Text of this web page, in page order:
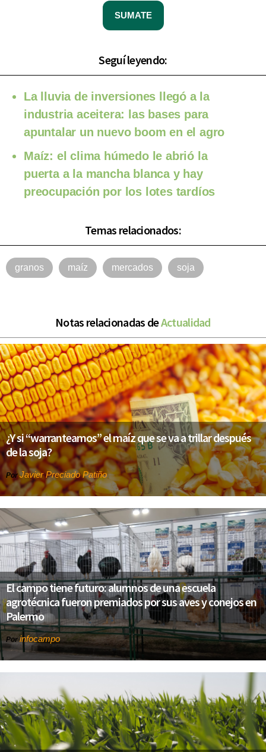
SUMATE
Seguí leyendo:
La lluvia de inversiones llegó a la
industria aceitera: las bases para
apuntalar un nuevo boom en el agro
Maíz: el clima húmedo le abrió la
puerta a la mancha blanca y hay
preocupación por los lotes tardíos
Temas relacionados:
granos maíz mercados soja
Notas relacionadas deActualidad
¿Y si “warranteamos” el maíz que se va a trillar después
de la soja?
PorJavier Preciado Patiño
El campo tiene futuro: alumnos de una escuela
agrotécnica fueron premiados por sus aves y conejos en
Palermo
Por infocampo